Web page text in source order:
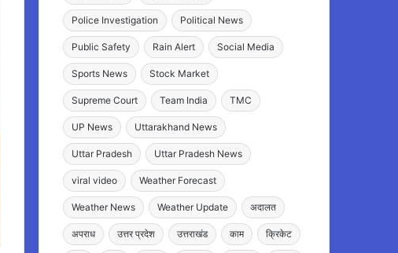
Police Investigation Political News
Public Safety Rain Alert Social Media
Sports News Stock Market
Supreme Court Team India TMC
UP News Uttarakhand News
Uttar Pradesh Uttar Pradesh News
viral video Weather Forecast
Weather News Weather Update अदालत
अपराध उत्तर प्रदेश उत्तराखंड काम क्रिकेट